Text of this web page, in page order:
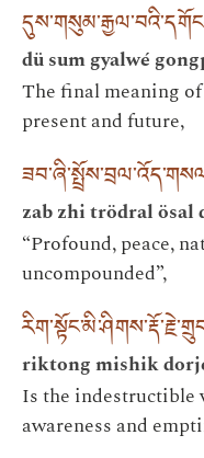
dü sum gyalwé
The final meaning
present and future,
zab zhi trödral ösal
“Profound, peace,
uncompounded”,
riktong mishik
Is the indestructible
awareness and